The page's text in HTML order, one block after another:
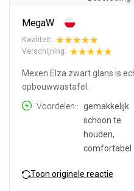
MegaW
Kwaliteit:
Verschijning:
Mexen Elza zwart glans is
opbouwwastafel.
Voordelen:
gemakkelijk
schoon te
houden,
comfortabel
Toon originele reactie